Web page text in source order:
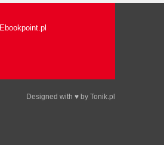
Ebookpoint.pl
Designed with ♥ by Tonik.pl